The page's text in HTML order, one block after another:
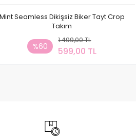
Mint Seamless Dikişsiz Biker Tayt Crop
Takım
%60
1.499,00 TL
599,00 TL
Sepete Ekle